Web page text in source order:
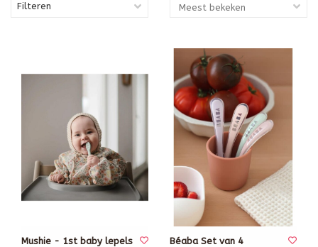
Filteren
Mushie - 1st baby lepels
Béaba Set van 4